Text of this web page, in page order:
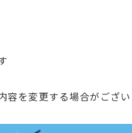
容を変更する場合がござ